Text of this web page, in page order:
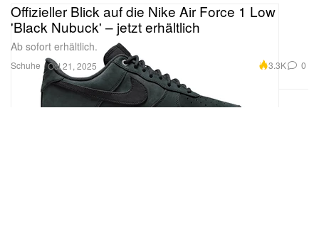
Schuhe
Offizieller Blick auf die Nike Air Force 1 Low
'Black Nubuck' – jetzt erhältlich
Ab sofort erhältlich.
Oct 21, 2025 3.3K 0